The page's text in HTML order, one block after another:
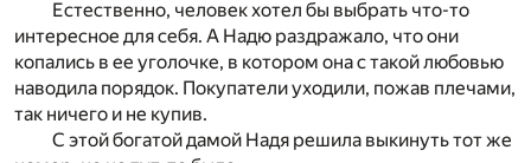
Естественно, человек хотел бы выбрать что-то
интересное для себя. А Надю раздражало, что они
копались в ее уголочке, в котором она с такой любовью
наводила порядок. Покупатели уходили, пожав плечами,
так ничего и не купив.
С этой богатой дамой Надя решила выкинуть тот же